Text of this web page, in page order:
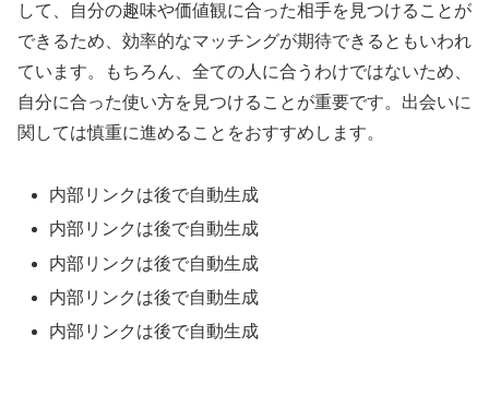
して、自分の趣味や価値観に合った相手を見つけることが
できるため、効率的なマッチングが期待できるともいわれ
ています。もちろん、全ての人に合うわけではないため、
自分に合った使い方を見つけることが重要です。出会いに
関しては慎重に進めることをおすすめします。
内部リンクは後で自動生成
内部リンクは後で自動生成
内部リンクは後で自動生成
内部リンクは後で自動生成
内部リンクは後で自動生成